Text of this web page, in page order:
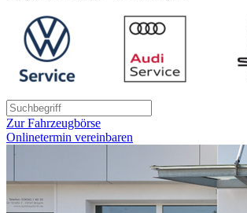
Zur Fahrzeugbörse
Onlinetermin vereinbaren